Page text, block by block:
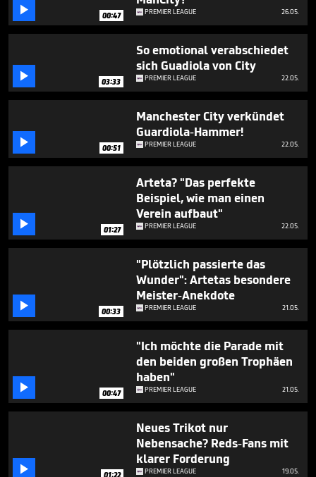
seconds
 00:47 PREMIER LEAGUE 26.05.
 03:33
So emotional verabschiedet
sich Guadiola von City
PREMIER LEAGUE 22.05.
 00:51
Manchester City verkündet
Guardiola-Hammer!
PREMIER LEAGUE 22.05.
 01:27
Arteta? "Das perfekte
Beispiel, wie man einen
Verein aufbaut"
PREMIER LEAGUE 22.05.
 00:33
"Plötzlich passierte das
Wunder": Artetas besondere
Meister-Anekdote
PREMIER LEAGUE 21.05.
 00:47
"Ich möchte die Parade mit
den beiden großen Trophäen
haben"
PREMIER LEAGUE 21.05.
 01:22
Neues Trikot nur
Nebensache? Reds-Fans mit
klarer Forderung
PREMIER LEAGUE 19.05.